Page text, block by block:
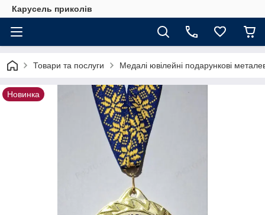
Карусель приколів
Товари та послуги Медалі ювілейні подарункові
Новинка